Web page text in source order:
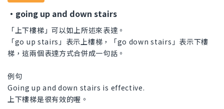
・going up and down stairs
「上下樓梯」可以如上所述來表達。
「go up stairs」表示上樓梯，「go down stairs」表示下樓
梯，這兩個表達方式合併成一句話。
例句
Going up and down stairs is effective.
上下樓梯是很有效的喔。